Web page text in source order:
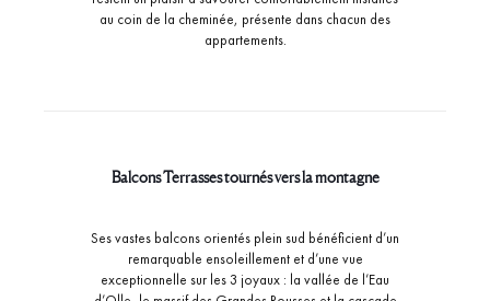
au coin de la cheminée, présente dans chacun des
appartements.
Balcons Terrasses tournés vers la montagne
Ses vastes balcons orientés plein sud bénéficient d’un
remarquable ensoleillement et d’une vue
exceptionnelle sur les 3 joyaux : la vallée de l’Eau